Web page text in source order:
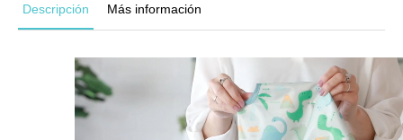
Descripción Más información